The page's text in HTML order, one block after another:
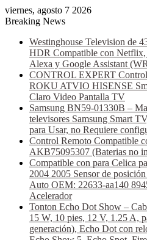
viernes, agosto 7 2026
Breaking News
Westinghouse Television de
HDR Compatible con
Alexa y Google Assistant
CONTROL EXPERT
ROKU ATVIO HISENSE
Claro Video Pantalla TV
Samsung BN59-01330B –
televisores Samsung Smart
para Usar, no Requiere
Control Remoto Compatible
AKB75095307 (Baterias no
Compatible con para Celica
2004 2005 Sensor de
Auto OEM: 22633-aa140
Acelerador
Tonton Echo Dot Show –
15 W, 10 pies, 12 V, 1.25 A,
generación), Echo Dot con